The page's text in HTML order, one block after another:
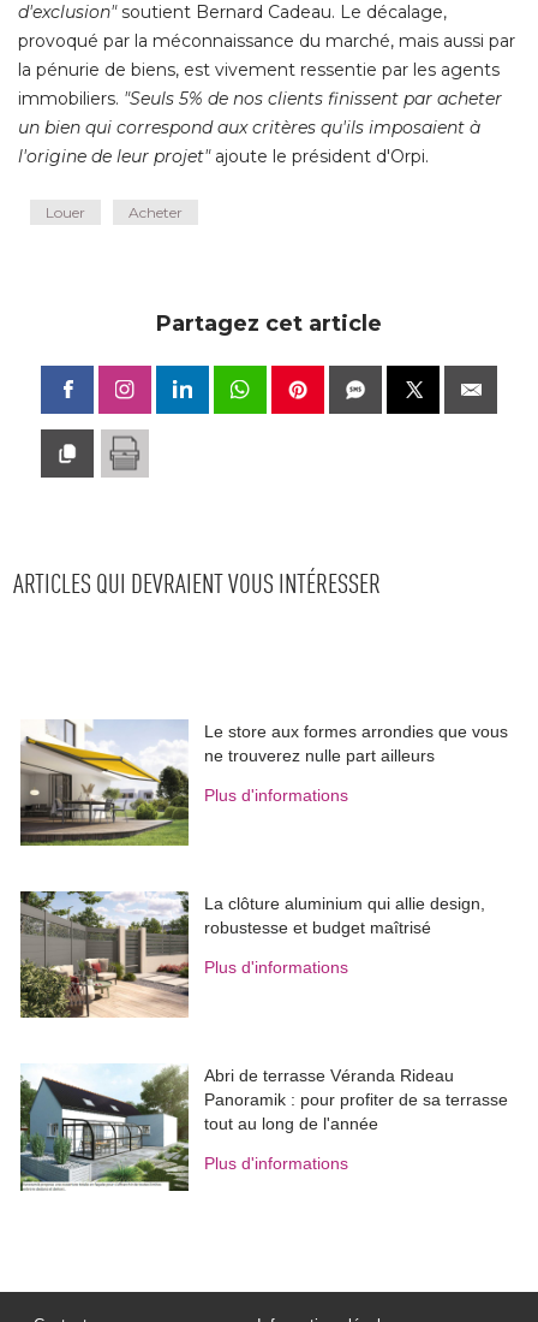
d'exclusion" soutient Bernard Cadeau. Le décalage,
provoqué par la méconnaissance du marché, mais aussi par
la pénurie de biens, est vivement ressentie par les agents
immobiliers. "Seuls 5% de nos clients finissent par acheter
un bien qui correspond aux critères qu'ils imposaient à
l'origine de leur projet" ajoute le président d'Orpi.
Louer Acheter
Partagez cet article
ARTICLES QUI DEVRAIENT VOUS INTÉRESSER
Le store aux formes arrondies que vous
ne trouverez nulle part ailleurs
Plus d'informations
La clôture aluminium qui allie design,
robustesse et budget maîtrisé
Plus d'informations
Abri de terrasse Véranda Rideau
Panoramik : pour profiter de sa terrasse
tout au long de l'année
Plus d'informations